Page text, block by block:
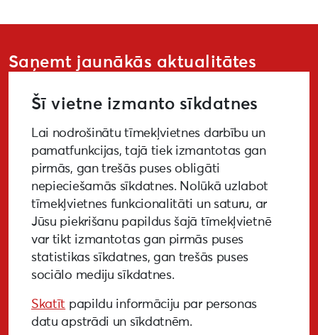
Saņemt jaunākās aktualitātes
PIETEIKTIES
GALERIJA MEDIJIEM LKA PĒTĪJUMS
BUJ NOTIKUŠIE PASĀKUMI
PIEKĻŪSTAMĪBAS VADLĪNIJAS
Šī vietne izmanto sīkdatnes
Lai nodrošinātu tīmekļvietnes darbību un
pamatfunkcijas, tajā tiek izmantotas gan
pirmās, gan trešās puses obligāti
nepieciešamās sīkdatnes. Nolūkā uzlabot
tīmekļvietnes funkcionalitāti un saturu, ar
Jūsu piekrišanu papildus šajā tīmekļvietnē
var tikt izmantotas gan pirmās puses
statistikas sīkdatnes, gan trešās puses
sociālo mediju sīkdatnes.
Skatīt papildu informāciju par personas
datu apstrādi un sīkdatnēm.